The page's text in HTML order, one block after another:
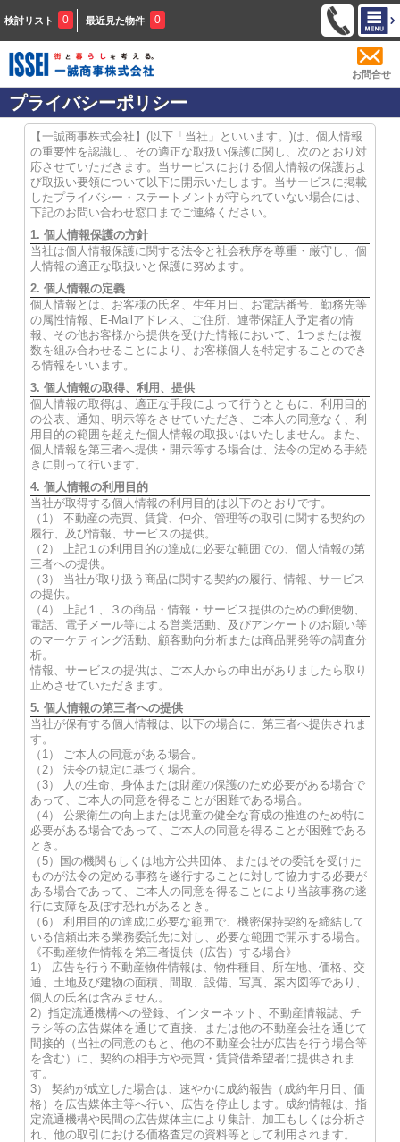
検討リスト 0 最近見た物件 0
お問合せ
プライバシーポリシー
【一誠商事株式会社】(以下「当社」といいます。)は、個人情報
の重要性を認識し、その適正な取扱い保護に関し、次のとおり対
応させていただきます。当サービスにおける個人情報の保護およ
び取扱い要領について以下に開示いたします。当サービスに掲載
したプライバシー・ステートメントが守られていない場合には、
下記のお問い合わせ窓口までご連絡ください。
1. 個人情報保護の方針
当社は個人情報保護に関する法令と社会秩序を尊重・厳守し、個
人情報の適正な取扱いと保護に努めます。
2. 個人情報の定義
個人情報とは、お客様の氏名、生年月日、お電話番号、勤務先等
の属性情報、E-Mailアドレス、ご住所、連帯保証人予定者の情
報、その他お客様から提供を受けた情報において、1つまたは複
数を組み合わせることにより、お客様個人を特定することのでき
る情報をいいます。
3. 個人情報の取得、利用、提供
個人情報の取得は、適正な手段によって行うとともに、利用目的
の公表、通知、明示等をさせていただき、ご本人の同意なく、利
用目的の範囲を超えた個人情報の取扱いはいたしません。また、
個人情報を第三者へ提供・開示等する場合は、法令の定める手続
きに則って行います。
4. 個人情報の利用目的
当社が取得する個人情報の利用目的は以下のとおりです。
（1） 不動産の売買、賃貸、仲介、管理等の取引に関する契約の
履行、及び情報、サービスの提供。
（2） 上記１の利用目的の達成に必要な範囲での、個人情報の第
三者への提供。
（3） 当社が取り扱う商品に関する契約の履行、情報、サービス
の提供。
（4） 上記１、３の商品・情報・サービス提供のための郵便物、
電話、電子メール等による営業活動、及びアンケートのお願い等
のマーケティング活動、顧客動向分析または商品開発等の調査分
析。
情報、サービスの提供は、ご本人からの申出がありましたら取り
止めさせていただきます。
5. 個人情報の第三者への提供
当社が保有する個人情報は、以下の場合に、第三者へ提供されま
す。
（1） ご本人の同意がある場合。
（2） 法令の規定に基づく場合。
（3） 人の生命、身体または財産の保護のため必要がある場合で
あって、ご本人の同意を得ることが困難である場合。
（4） 公衆衛生の向上または児童の健全な育成の推進のため特に
必要がある場合であって、ご本人の同意を得ることが困難である
とき。
（5）国の機関もしくは地方公共団体、またはその委託を受けた
ものが法令の定める事務を遂行することに対して協力する必要が
ある場合であって、ご本人の同意を得ることにより当該事務の遂
行に支障を及ぼす恐れがあるとき。
（6） 利用目的の達成に必要な範囲で、機密保持契約を締結して
いる信頼出来る業務委託先に対し、必要な範囲で開示する場合。
《不動産物件情報を第三者提供（広告）する場合》
1） 広告を行う不動産物件情報は、物件種目、所在地、価格、交
通、土地及び建物の面積、間取、設備、写真、案内図等であり、
個人の氏名は含みません。
2）指定流通機構への登録、インターネット、不動産情報誌、チ
ラシ等の広告媒体を通じて直接、または他の不動産会社を通じて
間接的（当社の同意のもと、他の不動産会社が広告を行う場合等
を含む）に、契約の相手方や売買・賃貸借希望者に提供されま
す。
3） 契約が成立した場合は、速やかに成約報告（成約年月日、価
格）を広告媒体主等へ行い、広告を停止します。成約情報は、指
定流通機構や民間の広告媒体主により集計、加工もしくは分析さ
れ、他の取引における価格査定の資料等として利用されます。